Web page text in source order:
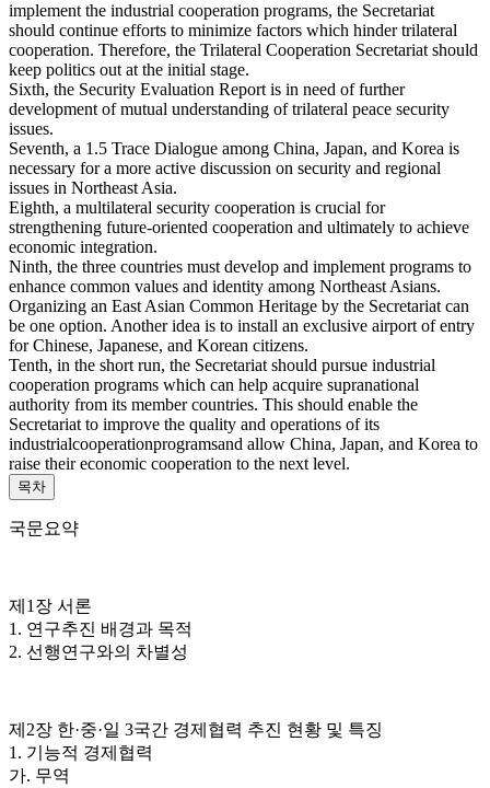
implement the industrial cooperation programs, the Secretariat
should continue efforts to minimize factors which hinder trilateral
cooperation. Therefore, the Trilateral Cooperation Secretariat should
keep politics out at the initial stage.
Sixth, the Security Evaluation Report is in need of further
development of mutual understanding of trilateral peace security
issues.
Seventh, a 1.5 Trace Dialogue among China, Japan, and Korea is
necessary for a more active discussion on security and regional
issues in Northeast Asia.
Eighth, a multilateral security cooperation is crucial for
strengthening future-oriented cooperation and ultimately to achieve
economic integration.
Ninth, the three countries must develop and implement programs to
enhance common values and identity among Northeast Asians.
Organizing an East Asian Common Heritage by the Secretariat can
be one option. Another idea is to install an exclusive airport of entry
for Chinese, Japanese, and Korean citizens.
Tenth, in the short run, the Secretariat should pursue industrial
cooperation programs which can help acquire supranational
authority from its member countries. This should enable the
Secretariat to improve the quality and operations of its
industrialcooperationprogramsand allow China, Japan, and Korea to
raise their economic cooperation to the next level.
목차
국문요약
제1장 서론
1. 연구추진 배경과 목적
2. 선행연구와의 차별성
제2장 한·중·일 3국간 경제협력 추진 현황 및 특징
1. 기능적 경제협력
가. 무역